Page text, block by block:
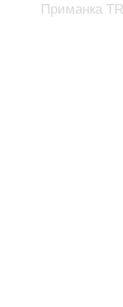
Приманка